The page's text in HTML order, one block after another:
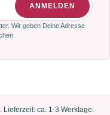
ANMELDEN
Wir geben Deine Adresse
. Lieferzeit: ca. 1-3 Werktage.